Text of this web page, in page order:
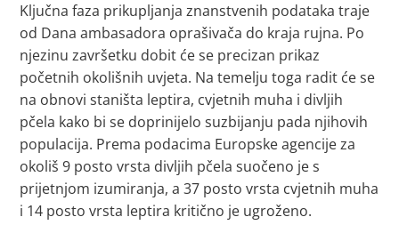
Ključna faza prikupljanja znanstvenih podataka traje
od Dana ambasadora oprašivača do kraja rujna. Po
njezinu završetku dobit će se precizan prikaz
početnih okolišnih uvjeta. Na temelju toga radit će se
na obnovi staništa leptira, cvjetnih muha i divljih
pčela kako bi se doprinijelo suzbijanju pada njihovih
populacija. Prema podacima Europske agencije za
okoliš 9 posto vrsta divljih pčela suočeno je s
prijetnjom izumiranja, a 37 posto vrsta cvjetnih muha
i 14 posto vrsta leptira kritično je ugroženo.